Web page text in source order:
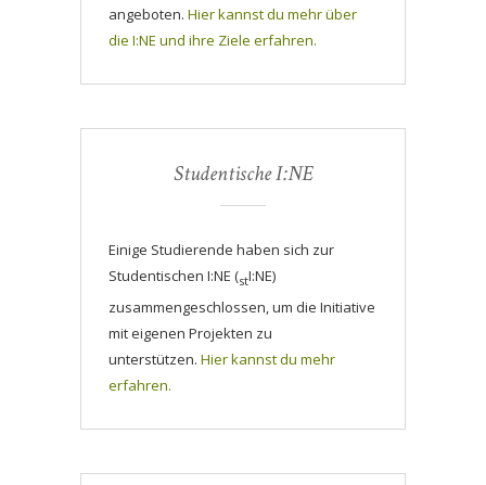
angeboten. Hier kannst du mehr über
die I:NE und ihre Ziele erfahren.
Studentische I:NE
Einige Studierende haben sich zur
Studentischen I:NE (stI:NE)
zusammengeschlossen, um die Initiative
mit eigenen Projekten zu
unterstützen. Hier kannst du mehr
erfahren.